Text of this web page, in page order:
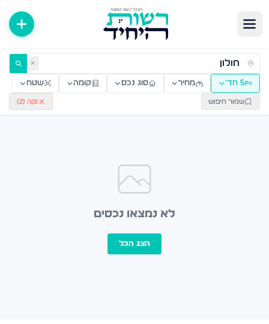
דירות למכירה ולהשכרה — רשות היחיד ✕
5 חד׳ מחיר סוג נכס קומה שטח
שמור חיפוש נקה (2
)
לא נמצאו נכסים
הצג הכל